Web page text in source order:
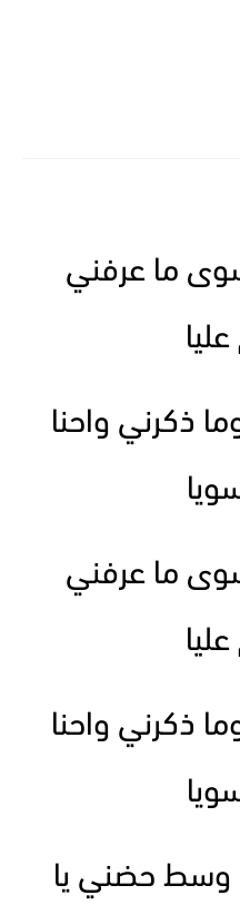
ما عرفني
ذكرني واحنا
ما عرفني
ذكرني واحنا
وسط حضني يا